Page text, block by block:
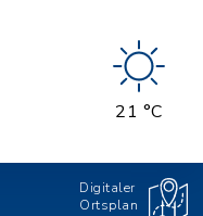
21 °C
Digitaler
Ortsplan